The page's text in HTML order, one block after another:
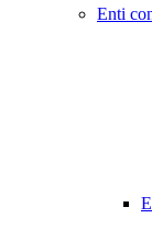
Enti